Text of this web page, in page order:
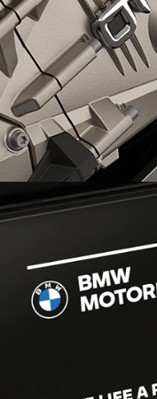
Begeisternder Motor